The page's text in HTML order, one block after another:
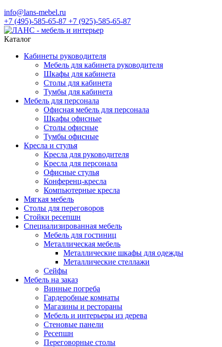
info@lans-mebel.ru
+7 (495)-585-65-87 +7 (925)-585-65-87
Каталог
Кабинеты руководителя
Мебель для кабинета руководителя
Шкафы для кабинета
Столы для кабинета
Тумбы для кабинета
Мебель для персонала
Офисная мебель для персонала
Шкафы офисные
Столы офисные
Тумбы офисные
Кресла и стулья
Кресла для руководителя
Кресла для персонала
Офисные стулья
Конференц-кресла
Компьютерные кресла
Мягкая мебель
Столы для переговоров
Стойки ресепшн
Специализированная мебель
Мебель для гостиниц
Металлическая мебель
Металлические шкафы для одежды
Металлические стеллажи
Сейфы
Мебель на заказ
Винные погреба
Гардеробные комнаты
Магазины и рестораны
Мебель и интерьеры из дерева
Стеновые панели
Ресепшн
Переговорные столы